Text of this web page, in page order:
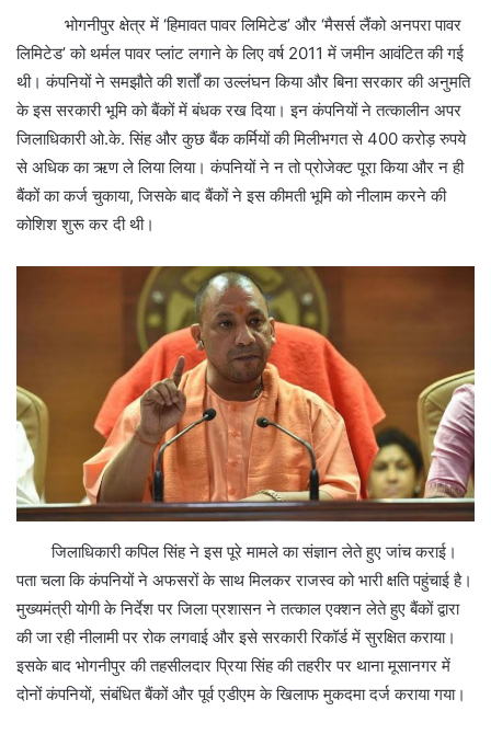
भोगनीपुर क्षेत्र में ‘हिमावत पावर लिमिटेड’ और ‘मैसर्स लैंको अनपरा पावर
लिमिटेड’ को थर्मल पावर प्लांट लगाने के लिए वर्ष 2011 में जमीन आवंटित की गई
थी। कंपनियों ने समझौते की शर्तों का उल्लंघन किया और बिना सरकार की अनुमति
के इस सरकारी भूमि को बैंकों में बंधक रख दिया। इन कंपनियों ने तत्कालीन अपर
जिलाधिकारी ओ.के. सिंह और कुछ बैंक कर्मियों की मिलीभगत से 400 करोड़ रुपये
से अधिक का ऋण ले लिया लिया। कंपनियों ने न तो प्रोजेक्ट पूरा किया और न ही
बैंकों का कर्ज चुकाया, जिसके बाद बैंकों ने इस कीमती भूमि को नीलाम करने की
कोशिश शुरू कर दी थी।
जिलाधिकारी कपिल सिंह ने इस पूरे मामले का संज्ञान लेते हुए जांच कराई।
पता चला कि कंपनियों ने अफसरों के साथ मिलकर राजस्व को भारी क्षति पहुंचाई है।
मुख्यमंत्री योगी के निर्देश पर जिला प्रशासन ने तत्काल एक्शन लेते हुए बैंकों द्वारा
की जा रही नीलामी पर रोक लगवाई और इसे सरकारी रिकॉर्ड में सुरक्षित कराया।
इसके बाद भोगनीपुर की तहसीलदार प्रिया सिंह की तहरीर पर थाना मूसानगर में
दोनों कंपनियों, संबंधित बैंकों और पूर्व एडीएम के खिलाफ मुकदमा दर्ज कराया गया।